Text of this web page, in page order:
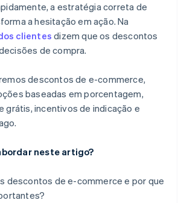
a estratégia correta de
a hesitação em ação. Na
clientes dizem que os descontos
de compra.
descontos de e-commerce,
baseadas em porcentagem,
incentivos de indicação e
neste artigo?
descontos de e-commerce e por que